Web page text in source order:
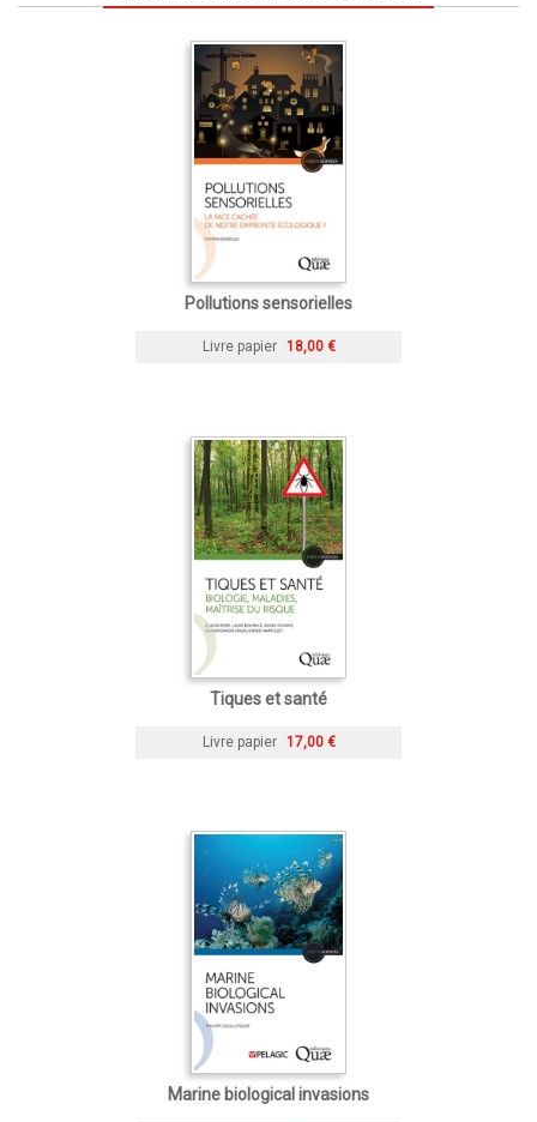
Pollutions sensorielles
Livre papier 18,00 €
Tiques et santé
Livre papier 17,00 €
Marine biological invasions